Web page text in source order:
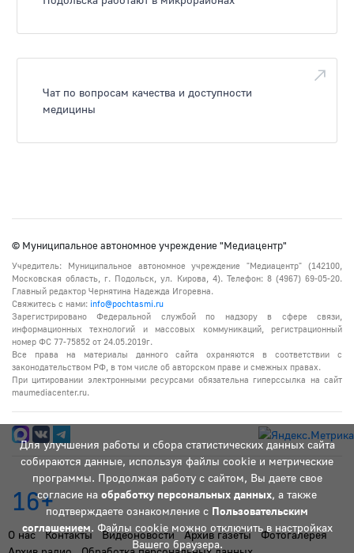
Чат по вопросам качества и доступности
медицины
Для улучшения работы и сбора статистических данных сайта
собираются данные, используя файлы cookie и метрические
программы. Продолжая работу с сайтом, Вы даете свое
согласие на обработку персональных данных, а также
подтверждаете ознакомление с Пользовательским
соглашением. Файлы cookie можно отключить в настройках
Вашего браузера.
© Муниципальное автономное учреждение "Медиацентр"
Учредитель: Муниципальное автономное учреждение "Медиацентр" (142100,
Московская область, г. Подольск, ул. Кирова, 4). Телефон: 8 (4967) 69-05-20.
Главный редактор Чернятина Надежда Игоревна.
Свяжитесь с нами: info@pochtasmi.ru
Зарегистрировано Федеральной службой по надзору в сфере связи,
информационных технологий и массовых коммуникаций, регистрационный
номер ФС 77-75852 от 24.05.2019г.
Все права на материалы данного сайта охраняются в соответствии с
законодательством РФ, в том числе об авторском праве и смежных правах.
При цитировании электронными ресурсами обязательна гиперссылка на сайт
maumediacenter.ru.
16+
О нас Контакты Видеоновости Архив газеты
Фотогалерея